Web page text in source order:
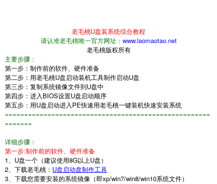
老毛桃U盘装系统综合教程
请认准老毛桃唯一官方网址： www.laomaotao.net
老毛桃版权所有
主要步骤：
第一步：制作前的软件、硬件准备
第二步：用老毛桃U盘启动装机工具制作启动U盘
第三步：复制系统镜像文件到U盘中
第四步：进入BIOS设置U盘启动顺序
第五步：用U盘启动进入PE快速用老毛桃一键装机快速安装系统
=====================================================
=======
详细步骤：
第一步:制作前的软件、硬件准备
1、 U盘一个（建议使用8G以上U盘）
2、下载老毛桃： U盘启动盘制作工具
3、下载您需要安装的系统镜像（即xp/win7/win8/win10系统文件）